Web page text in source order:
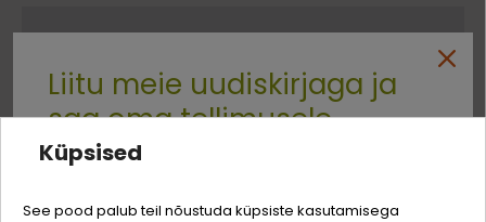
Kellele
KALKUN
Quality:
Liitu meie uudiskirjaga ja
saa oma tellimusele
-3% soodustust
Küpsised
See pood palub teil nõustuda küpsiste kasutamisega